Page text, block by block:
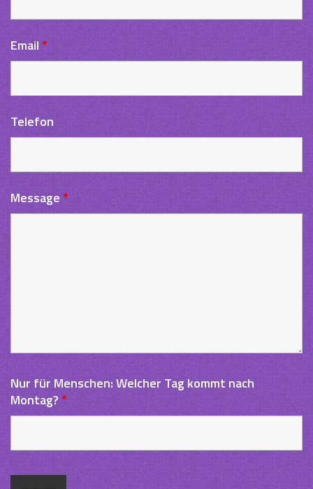
Email*
Telefon
Message *
Nur für Menschen: Welcher Tag kommt nach
Montag? *